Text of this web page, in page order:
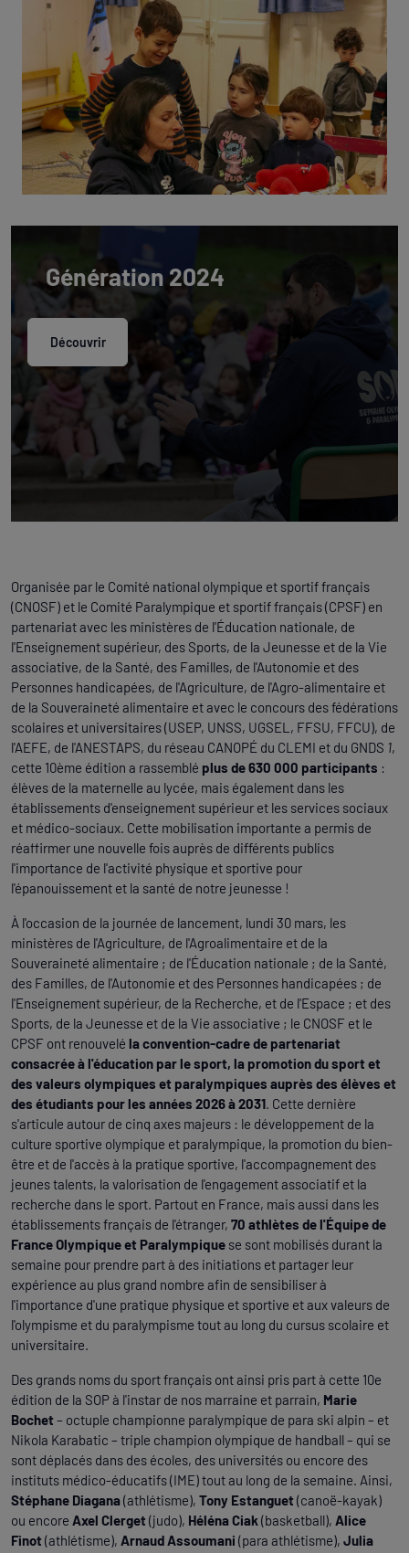
Génération 2024
Découvrir
Organisée par le Comité national olympique et sportif français
(CNOSF) et le Comité Paralympique et sportif français (CPSF) en
partenariat avec les ministères de l'Éducation nationale, de
l'Enseignement supérieur, des Sports, de la Jeunesse et de la Vie
associative, de la Santé, des Familles, de l'Autonomie et des
Personnes handicapées, de l'Agriculture, de l'Agro-alimentaire et
de la Souveraineté alimentaire et avec le concours des fédérations
scolaires et universitaires (USEP, UNSS, UGSEL, FFSU, FFCU), de
l'AEFE, de l'ANESTAPS, du réseau CANOPÉ du CLEMI et du GNDS 1,
cette 10ème édition a rassemblé plus de 630 000 participants :
élèves de la maternelle au lycée, mais également dans les
établissements d'enseignement supérieur et les services sociaux
et médico-sociaux. Cette mobilisation importante a permis de
réaffirmer une nouvelle fois auprès de différents publics
l'importance de l'activité physique et sportive pour
l'épanouissement et la santé de notre jeunesse !
À l'occasion de la journée de lancement, lundi 30 mars, les
ministères de l'Agriculture, de l'Agroalimentaire et de la
Souveraineté alimentaire ; de l'Éducation nationale ; de la Santé,
des Familles, de l'Autonomie et des Personnes handicapées ; de
l'Enseignement supérieur, de la Recherche, et de l'Espace ; et des
Sports, de la Jeunesse et de la Vie associative ; le CNOSF et le
CPSF ont renouvelé la convention-cadre de partenariat
consacrée à l'éducation par le sport, la promotion du sport et
des valeurs olympiques et paralympiques auprès des élèves et
des étudiants pour les années 2026 à 2031. Cette dernière
s'articule autour de cinq axes majeurs : le développement de la
culture sportive olympique et paralympique, la promotion du bien-
être et de l'accès à la pratique sportive, l'accompagnement des
jeunes talents, la valorisation de l'engagement associatif et la
recherche dans le sport. Partout en France, mais aussi dans les
établissements français de l'étranger, 70 athlètes de l'Équipe de
France Olympique et Paralympique se sont mobilisés durant la
semaine pour prendre part à des initiations et partager leur
expérience au plus grand nombre afin de sensibiliser à
l'importance d'une pratique physique et sportive et aux valeurs de
l'olympisme et du paralympisme tout au long du cursus scolaire et
universitaire.
Des grands noms du sport français ont ainsi pris part à cette 10e
édition de la SOP à l'instar de nos marraine et parrain, Marie
Bochet – octuple championne paralympique de para ski alpin – et
Nikola Karabatic – triple champion olympique de handball – qui se
sont déplacés dans des écoles, des universités ou encore des
instituts médico-éducatifs (IME) tout au long de la semaine. Ainsi,
Stéphane Diagana(athlétisme), Tony Estanguet (canoë-kayak)
ou encore Axel Clerget (judo), Héléna Ciak (basketball), Alice
Finot (athlétisme), Arnaud Assoumani (para athlétisme), Julia